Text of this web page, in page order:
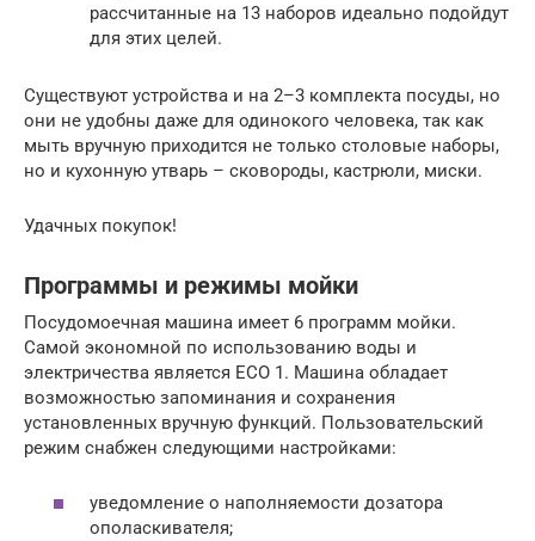
рассчитанные на 13 наборов идеально подойдут
для этих целей.
Существуют устройства и на 2–3 комплекта посуды, но
они не удобны даже для одинокого человека, так как
мыть вручную приходится не только столовые наборы,
но и кухонную утварь – сковороды, кастрюли, миски.
Удачных покупок!
Программы и режимы мойки
Посудомоечная машина имеет 6 программ мойки.
Самой экономной по использованию воды и
электричества является ECO 1. Машина обладает
возможностью запоминания и сохранения
установленных вручную функций. Пользовательский
режим снабжен следующими настройками:
уведомление о наполняемости дозатора
ополаскивателя;